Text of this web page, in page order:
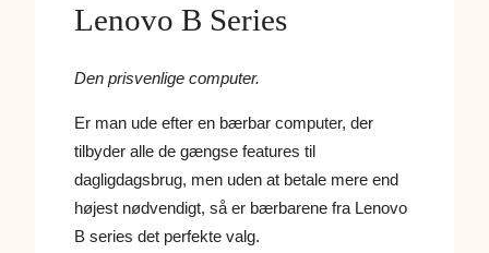
Lenovo B Series
Den prisvenlige computer.
Er man ude efter en bærbar computer, der
tilbyder alle de gængse features til
dagligdagsbrug, men uden at betale mere end
højest nødvendigt, så er bærbarene fra Lenovo
B series det perfekte valg.